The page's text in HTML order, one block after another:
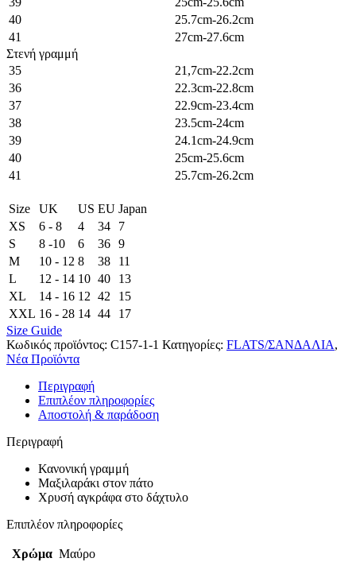
40
25.7cm-26.2cm
41
27cm-27.6cm
Στενή γραμμή
35
21,7cm-22.2cm
36
22.3cm-22.8cm
37
22.9cm-23.4cm
38
23.5cm-24cm
39
24.1cm-24.9cm
40
25cm-25.6cm
41
25.7cm-26.2cm
Size UK US EU Japan
XS
6 - 8 4 34
7
S
8 -10 6 36 9
M
10 - 12 8 38
11
L
12 - 14 10 40
13
XL
14 - 16 12 42
15
XXL 16 - 28 14 44
17
Size Guide
Κωδικός προϊόντος: C157-1-1 Κατηγορίες: FLATS/ΣΑΝΔΑΛΙΑ,
Νέα Προϊόντα
Περιγραφή
Επιπλέον πληροφορίες
Αποστολή & παράδοση
Περιγραφή
Κανονική γραμμή
Μαξιλαράκι στον πάτο
Χρυσή αγκράφα στο δάχτυλο
Επιπλέον πληροφορίες
Χρώμα Μαύρο